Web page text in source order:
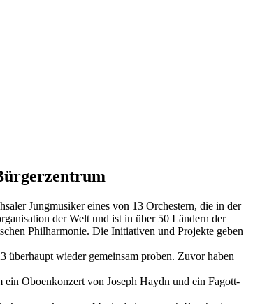
Jungmusiker eines von 13 Orchestern, die in der
der Welt und ist in über 50 Ländern der
Philharmonie. Die Initiativen und Projekte geben
wieder gemeinsam proben. Zuvor haben
Oboenkonzert von Joseph Haydn und ein Fagott-